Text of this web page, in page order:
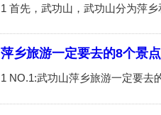
萍乡旅游一定要去的8个景点